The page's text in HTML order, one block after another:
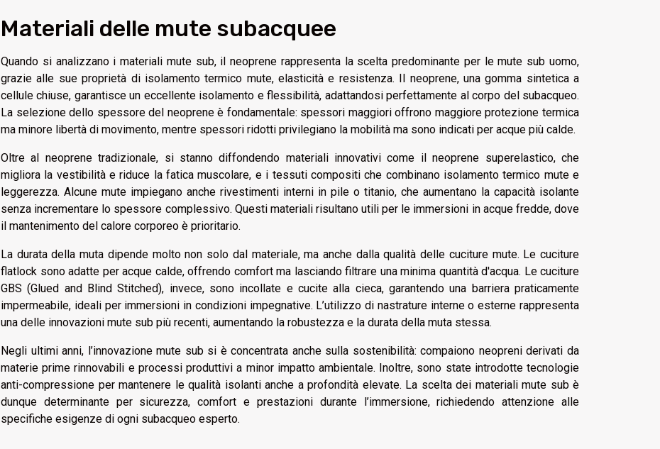
Materiali delle mute subacquee
Quando si analizzano i materiali mute sub, il neoprene rappresenta la scelta predominante per le mute sub uomo,
grazie alle sue proprietà di isolamento termico mute, elasticità e resistenza. Il neoprene, una gomma sintetica a
cellule chiuse, garantisce un eccellente isolamento e flessibilità, adattandosi perfettamente al corpo del subacqueo.
La selezione dello spessore del neoprene è fondamentale: spessori maggiori offrono maggiore protezione termica
ma minore libertà di movimento, mentre spessori ridotti privilegiano la mobilità ma sono indicati per acque più calde.
Oltre al neoprene tradizionale, si stanno diffondendo materiali innovativi come il neoprene superelastico, che
migliora la vestibilità e riduce la fatica muscolare, e i tessuti compositi che combinano isolamento termico mute e
leggerezza. Alcune mute impiegano anche rivestimenti interni in pile o titanio, che aumentano la capacità isolante
senza incrementare lo spessore complessivo. Questi materiali risultano utili per le immersioni in acque fredde, dove
il mantenimento del calore corporeo è prioritario.
La durata della muta dipende molto non solo dal materiale, ma anche dalla qualità delle cuciture mute. Le cuciture
flatlock sono adatte per acque calde, offrendo comfort ma lasciando filtrare una minima quantità d'acqua. Le cuciture
GBS (Glued and Blind Stitched), invece, sono incollate e cucite alla cieca, garantendo una barriera praticamente
impermeabile, ideali per immersioni in condizioni impegnative. L’utilizzo di nastrature interne o esterne rappresenta
una delle innovazioni mute sub più recenti, aumentando la robustezza e la durata della muta stessa.
Negli ultimi anni, l’innovazione mute sub si è concentrata anche sulla sostenibilità: compaiono neopreni derivati da
materie prime rinnovabili e processi produttivi a minor impatto ambientale. Inoltre, sono state introdotte tecnologie
anti-compressione per mantenere le qualità isolanti anche a profondità elevate. La scelta dei materiali mute sub è
dunque determinante per sicurezza, comfort e prestazioni durante l’immersione, richiedendo attenzione alle
specifiche esigenze di ogni subacqueo esperto.